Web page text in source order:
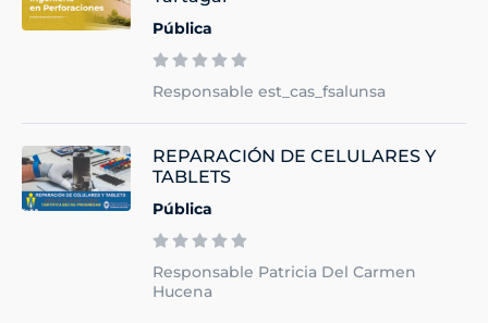
Pública
Responsable est_cas_fsalunsa
REPARACIÓN DE CELULARES Y
TABLETS
Pública
Responsable Patricia Del Carmen
Hucena